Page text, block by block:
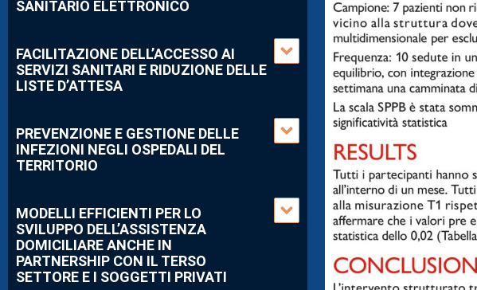
SANITARIO ELETTRONICO
FACILITAZIONE DELL’ACCESSO AI
SERVIZI SANITARI E RIDUZIONE DELLE
LISTE D’ATTESA
PREVENZIONE E GESTIONE DELLE
INFEZIONI NEGLI OSPEDALI DEL
TERRITORIO
MODELLI EFFICIENTI PER LO
SVILUPPO DELL’ASSISTENZA
DOMICILIARE ANCHE IN
PARTNERSHIP CON IL TERSO
SETTORE E I SOGGETTI PRIVATI